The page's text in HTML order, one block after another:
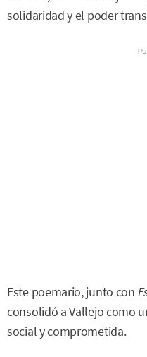
solidaridad y el poder
Este poemario, junto con
consolidó a Vallejo como
social y comprometida.